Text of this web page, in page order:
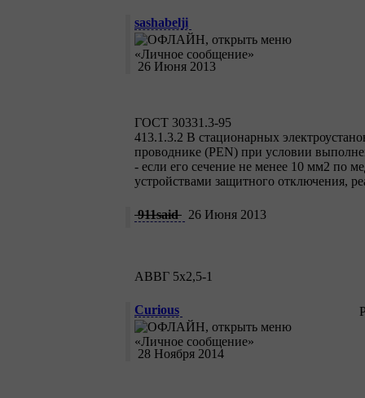
sashabelji
26 Июня 2013
ГОСТ 30331.3-95
413.1.3.2 В стационарных
проводнике (PEN) при условии
- если его сечение не менее 10 мм2 по
устройствами защитного отключения,
911said 26 Июня 2013
АВВГ 5х2,5-1
Curious
28 Ноября 2014